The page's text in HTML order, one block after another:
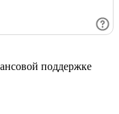
поддержке